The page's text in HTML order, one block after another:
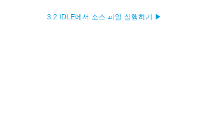
3.2 IDLE에서 소스 파일 실행하기 ▶︎